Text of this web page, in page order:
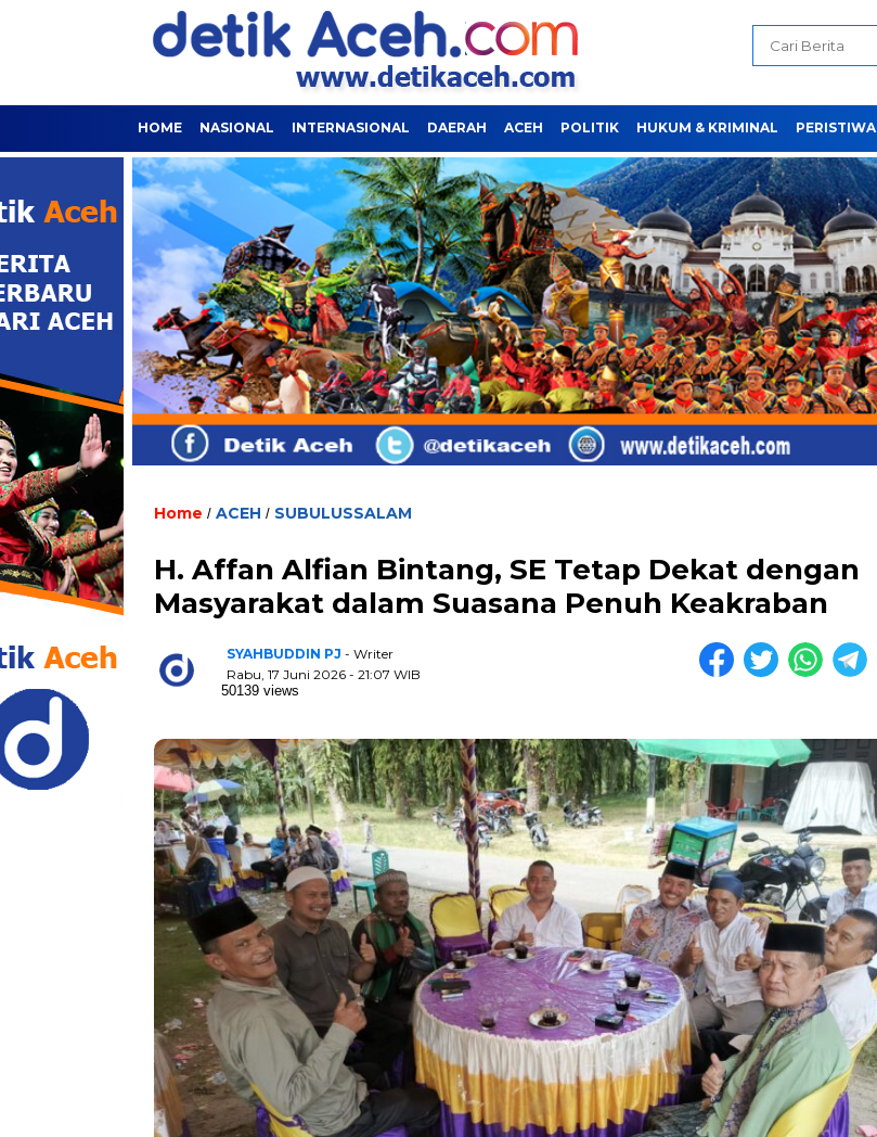
HOME NASIONAL INTERNASIONAL DAERAH ACEH POLITIK HUKUM & KRIMINAL PERISTIWA
Home / ACEH / SUBULUSSALAM
H. Affan Alfian Bintang, SE Tetap Dekat dengan
Masyarakat dalam Suasana Penuh Keakraban
SYAHBUDDIN PJ - Writer
Rabu, 17 Juni 2026 - 21:07 WIB
50139 views